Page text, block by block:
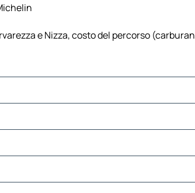
e Nizza, costo del percorso